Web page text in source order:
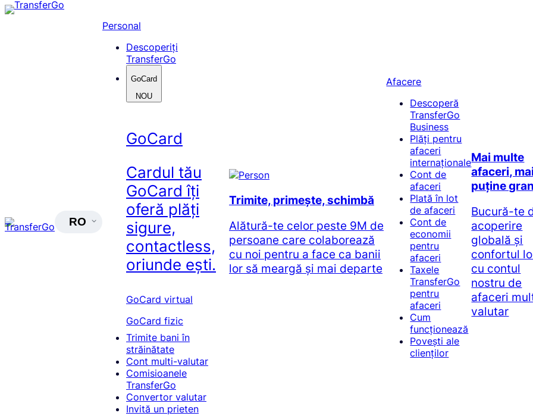
Skip
RO
Personal
Descoperiți
TransferGo
GoCard
NOU
GoCard
Cardul tău
GoCard îți
oferă plăți
sigure,
contactless,
oriunde ești.
GoCard virtual
GoCard fizic
Trimite bani în
străinătate
Cont multi-valutar
Comisioanele
TransferGo
Convertor valutar
Invită un prieten
Trimite, primește, schimbă
Alătură-te celor peste 9M de
persoane care colaborează
cu noi pentru a face ca banii
lor să meargă și mai departe
Afacere
Descoperă
TransferGo
Business
Plăți pentru
afaceri
internaționale
Cont de
afaceri
Plată în lot
de afaceri
Cont de
economii
pentru
afaceri
Taxele
TransferGo
pentru
afaceri
Cum
funcționează
Povești ale
clienților
Mai multe
afaceri,
puține
Bucură-te
acoperire
globală și
confortul
cu contul
nostru de
afaceri
valutar